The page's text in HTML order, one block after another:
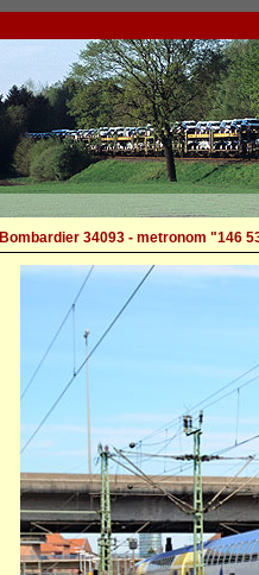
Bombardier 34093 - metronom "146